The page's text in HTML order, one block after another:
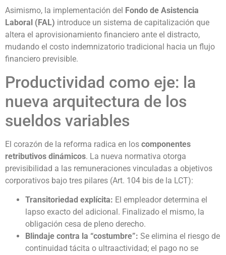
Asimismo, la implementación del Fondo de Asistencia
Laboral (FAL) introduce un sistema de capitalización que
altera el aprovisionamiento financiero ante el distracto,
mudando el costo indemnizatorio tradicional hacia un flujo
financiero previsible.
Productividad como eje: la
nueva arquitectura de los
sueldos variables
El corazón de la reforma radica en los componentes
retributivos dinámicos. La nueva normativa otorga
previsibilidad a las remuneraciones vinculadas a objetivos
corporativos bajo tres pilares (Art. 104 bis de la LCT):
Transitoriedad explícita: El empleador determina el
lapso exacto del adicional. Finalizado el mismo, la
obligación cesa de pleno derecho.
Blindaje contra la “costumbre”: Se elimina el riesgo de
continuidad tácita o ultraactividad; el pago no se